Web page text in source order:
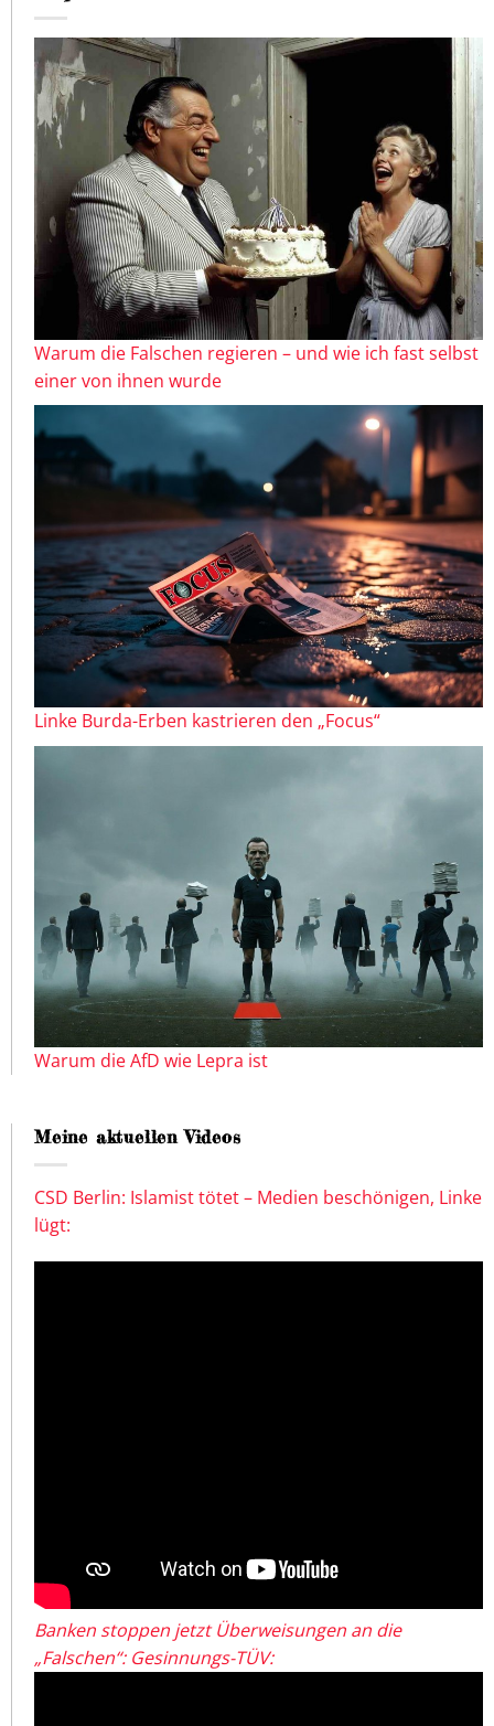
Warum die Falschen regieren – und wie ich fast selbst
einer von ihnen wurde
Linke Burda-Erben kastrieren den „Focus“
Warum die AfD wie Lepra ist
Meine aktuellen Videos
CSD Berlin: Islamist tötet – Medien beschönigen, Linke
lügt:
Banken stoppen jetzt Überweisungen an die
„Falschen“: Gesinnungs-TÜV: